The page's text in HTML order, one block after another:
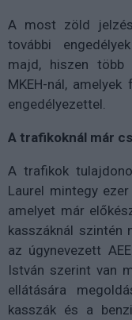
A most zöld
további
majd, hiszen több
MKEH-nál,
engedélyezettel.
A trafikoknál már
A trafikok
Laurel mintegy
amelyet már
kasszáknál szintén
az úgynevezett
István szerint van
ellátására
kasszák és a